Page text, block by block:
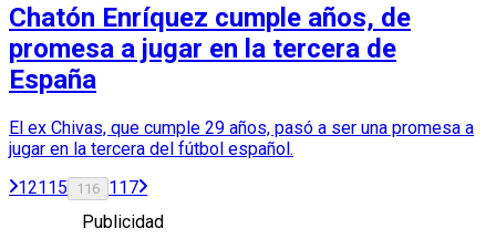
Chatón Enríquez cumple años, de
promesa a jugar en la tercera de
España
El ex Chivas, que cumple 29 años, pasó a ser una promesa a
jugar en la tercera del fútbol español.
12115 116 117
Publicidad